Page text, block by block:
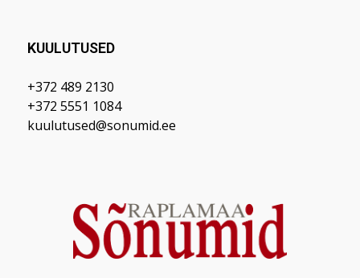
KUULUTUSED
+372 489 2130
+372 5551 1084
kuulutused@sonumid.ee